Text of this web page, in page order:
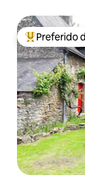
Entre os
Preferido